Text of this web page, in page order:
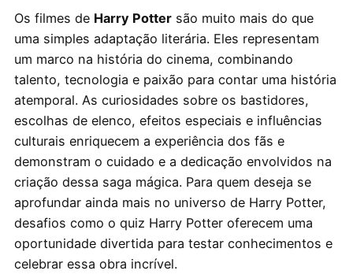
Os filmes de Harry Pottersão muito mais do que
uma simples adaptação literária. Eles representam
um marco na história do cinema, combinando
talento, tecnologia e paixão para contar uma história
atemporal. As curiosidades sobre os bastidores,
escolhas de elenco, efeitos especiais e influências
culturais enriquecem a experiência dos fãs e
demonstram o cuidado e a dedicação envolvidos na
criação dessa saga mágica. Para quem deseja se
aprofundar ainda mais no universo de Harry Potter,
desafios como o quiz Harry Potter oferecem uma
oportunidade divertida para testar conhecimentos e
celebrar essa obra incrível.